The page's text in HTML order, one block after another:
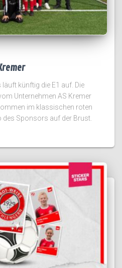
künftig die E1 auf. Die
Unternehmen AS Kremer
im klassischen roten
des Sponsors auf der Brust.